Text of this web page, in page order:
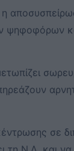
ψηφοφόρων
σε